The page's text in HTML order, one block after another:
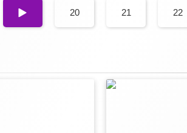
19 20 21 22